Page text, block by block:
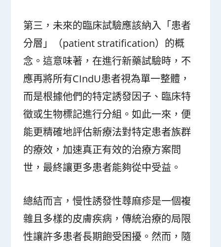
第三，未來的臨床試驗應該納入「患者
分層」（patient stratification）的概
念。這意味著，在進行新藥試驗時，不
應再將所有CIndU患者視為單一整體，
而是根據他們的特定誘發因子、臨床特
徵或生物標記進行分組。如此一來，便
能更精確地評估新療法對特定患者族群
的療效，加速真正有效的治療方案問
世，最終讓更多患者能夠從中受益。
總結而言，慢性誘發性蕁麻疹是一個複
雜且多樣的皮膚疾病，傳統治療的局限
性讓許多患者長期飽受困擾。然而，隨